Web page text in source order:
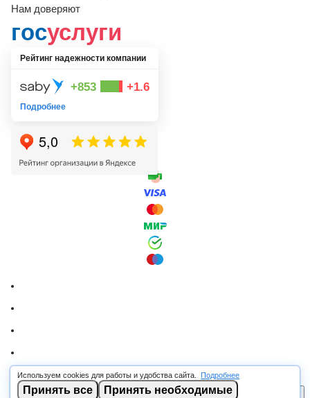
Используем cookies для работы и удобства сайта. Подробнее
Принять все Принять необходимые
Нам доверяют
госуслуги
Рейтинг надежности компании
+853 +1.6
Подробнее
© 2026 RSCABLE.RU - Оптовая продажа кабеля